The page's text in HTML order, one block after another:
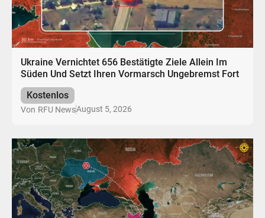
Ukraine Vernichtet 656 Bestätigte Ziele Allein Im
Süden Und Setzt Ihren Vormarsch Ungebremst Fort
Kostenlos
Von RFU NewsAugust 5, 2026